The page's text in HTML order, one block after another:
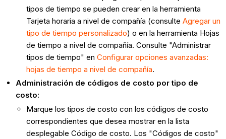
tipos de tiempo se pueden crear en la herramienta
Tarjeta horaria a nivel de compañía (consulteAgregar un
tipo de tiempo personalizado) o en la herramienta Hojas
de tiempo a nivel de compañía. Consulte "Administrar
tipos de tiempo" enConfigurar opciones avanzadas:
hojas de tiempo a nivel de compañía.
Administración de códigos de costo por tipo de
costo:
Marque los tipos de costo con los códigos de costo
correspondientes que desea mostrar en la lista
desplegable Código de costo. Los "Códigos de costo"